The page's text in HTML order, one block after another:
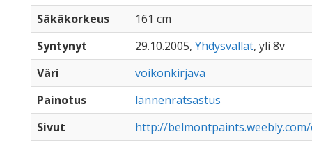
Säkäkorkeus
161 cm
Syntynyt
29.10.2005, Yhdysvallat, yli 8v
Väri
voikonkirjava
Painotus
lännenratsastus
Sivut
http://